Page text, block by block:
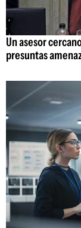
Un asesor
presuntas